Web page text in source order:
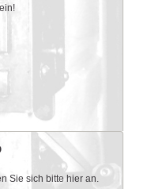
Sie sich bitte hier an.